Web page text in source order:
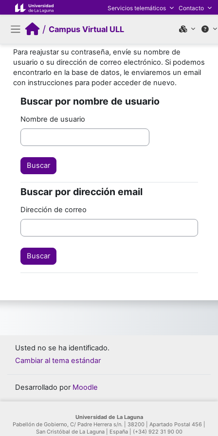
Salta al contenido principal Servicios telemáticos Contacto
Panel lateral
/Campus Virtual ULL
Para reajustar su contraseña, envíe su nombre de
usuario o su dirección de correo electrónico. Si podemos
encontrarlo en la base de datos, le enviaremos un email
con instrucciones para poder acceder de nuevo.
Buscar por nombre de usuario
Buscar por nombre de usuario
Nombre de usuario
Buscar por dirección email
Buscar por dirección email
Dirección de correo
Usted no se ha identificado.
Cambiar al tema estándar
Desarrollado por Moodle
Universidad de La Laguna
Pabellón de Gobierno, C/ Padre Herrera s/n. | 38200 | Apartado Postal 456 |
San Cristóbal de La Laguna | España | (+34) 922 31 90 00